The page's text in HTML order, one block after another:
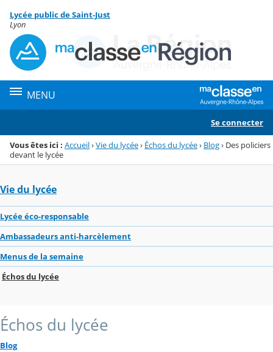
Menu de la rubrique
Contenu
Lycée public de Saint-Just
Lyon
MENU
Se connecter
Vous êtes ici : Accueil›Vie du lycée› Échos du lycée› Blog› Des policiers
devant le lycée
Vie du lycée
Lycée éco-responsable
Ambassadeurs anti-harcèlement
Menus de la semaine
Échos du lycée
Échos du lycée
Blog